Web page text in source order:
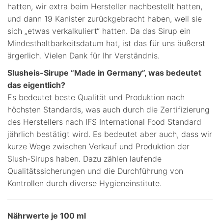
hatten, wir extra beim Hersteller nachbestellt hatten,
und dann 19 Kanister zurückgebracht haben, weil sie
sich „etwas verkalkuliert“ hatten. Da das Sirup ein
Mindesthaltbarkeitsdatum hat, ist das für uns äußerst
ärgerlich. Vielen Dank für Ihr Verständnis.
Slusheis-Sirupe “Made in Germany”, was bedeutet
das eigentlich?
Es bedeutet beste Qualität und Produktion nach
höchsten Standards, was auch durch die Zertifizierung
des Herstellers nach IFS International Food Standard
jährlich bestätigt wird. Es bedeutet aber auch, dass wir
kurze Wege zwischen Verkauf und Produktion der
Slush-Sirups haben. Dazu zählen laufende
Qualitätssicherungen und die Durchführung von
Kontrollen durch diverse Hygieneinstitute.
Nährwerte je 100 ml